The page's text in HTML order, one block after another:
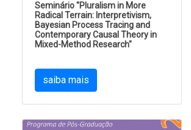
Seminário "Pluralism in More
Radical Terrain: Interpretivism,
Bayesian Process Tracing and
Contemporary Causal Theory in
Mixed-Method Research"
saiba mais